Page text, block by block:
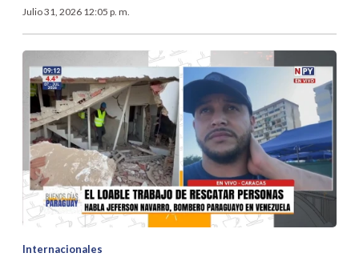
Julio 31, 2026 12:05 p. m.
Internacionales